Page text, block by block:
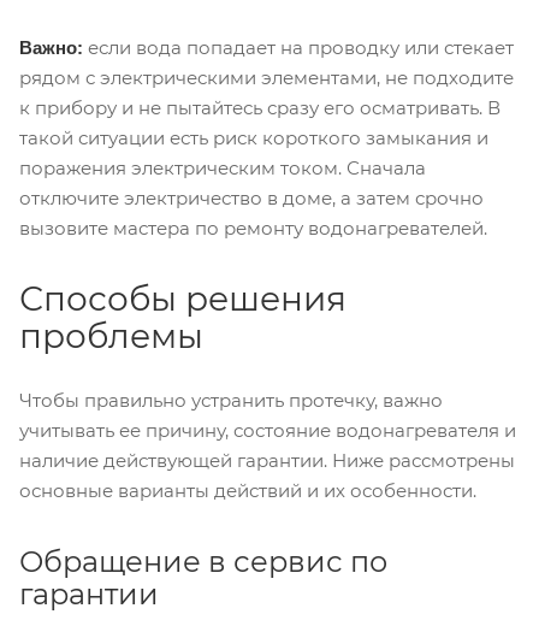
Важно: если вода попадает на проводку или стекает
рядом с электрическими элементами, не подходите
к прибору и не пытайтесь сразу его осматривать. В
такой ситуации есть риск короткого замыкания и
поражения электрическим током. Сначала
отключите электричество в доме, а затем срочно
вызовите мастера по ремонту водонагревателей.
Способы решения
проблемы
Чтобы правильно устранить протечку, важно
учитывать ее причину, состояние водонагревателя и
наличие действующей гарантии. Ниже рассмотрены
основные варианты действий и их особенности.
Обращение в сервис по
гарантии